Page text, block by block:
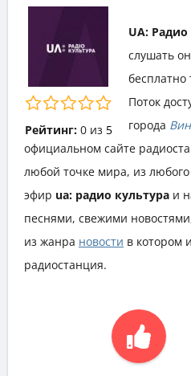
Рейтинг: 0из 5
UA:
слушать
бесплатно
Поток
города
официальном сайте
любой точке мира, из
эфир ua: радио культура и
песнями, свежими
из жанра новости в котором
радиостанция.